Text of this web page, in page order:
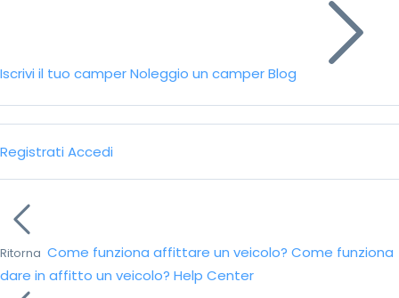
Iscrivi il tuo camperNoleggio un camperBlog
Registrati Accedi
Ritorna Come funziona affittare un veicolo? Come funziona
dare in affitto un veicolo? Help Center